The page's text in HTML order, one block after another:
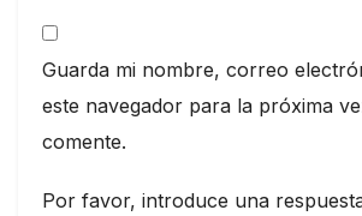
Guarda mi nombre, correo
este navegador para la próxima
comente.
Por favor, introduce una